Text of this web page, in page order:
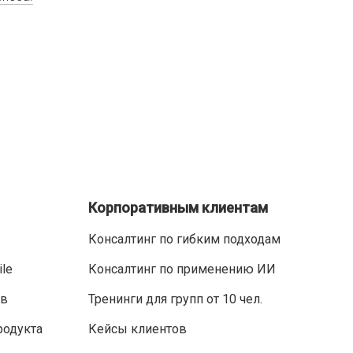
Корпоративным клиентам
Консалтинг по гибким подходам
Консалтинг по применению ИИ
Тренинги для групп от 10 чел.
Кейсы клиентов